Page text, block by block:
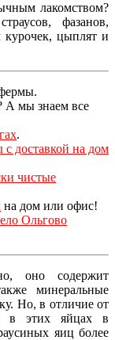
лакомством?
фазанов,
цыплят и
А мы знаем все
.
доставкой на дом
чистые
на дом или офис!
Ольгово
оно содержит
минеральные
Но, в отличие от
в этих яйцах в
яиц более